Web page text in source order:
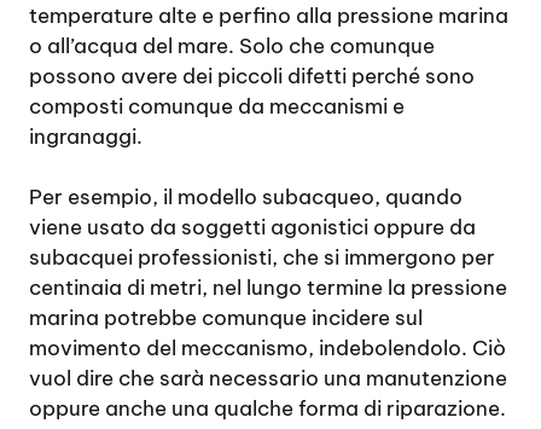
temperature alte e perfino alla pressione marina
o all’acqua del mare. Solo che comunque
possono avere dei piccoli difetti perché sono
composti comunque da meccanismi e
ingranaggi.
Per esempio, il modello subacqueo, quando
viene usato da soggetti agonistici oppure da
subacquei professionisti, che si immergono per
centinaia di metri, nel lungo termine la pressione
marina potrebbe comunque incidere sul
movimento del meccanismo, indebolendolo. Ciò
vuol dire che sarà necessario una manutenzione
oppure anche una qualche forma di riparazione.